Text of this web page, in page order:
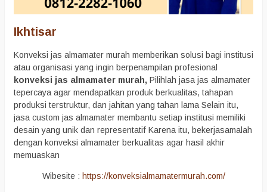
Ikhtisar
Konveksi jas almamater murah memberikan solusi bagi institusi
atau organisasi yang ingin berpenampilan profesional
konveksi jas almamater murah, Pilihlah jasa jas almamater
tepercaya agar mendapatkan produk berkualitas, tahapan
produksi terstruktur, dan jahitan yang tahan lama Selain itu,
jasa custom jas almamater membantu setiap institusi memiliki
desain yang unik dan representatif Karena itu, bekerjasamalah
dengan konveksi almamater berkualitas agar hasil akhir
memuaskan
Wibesite : https://konveksialmamatermurah.com/